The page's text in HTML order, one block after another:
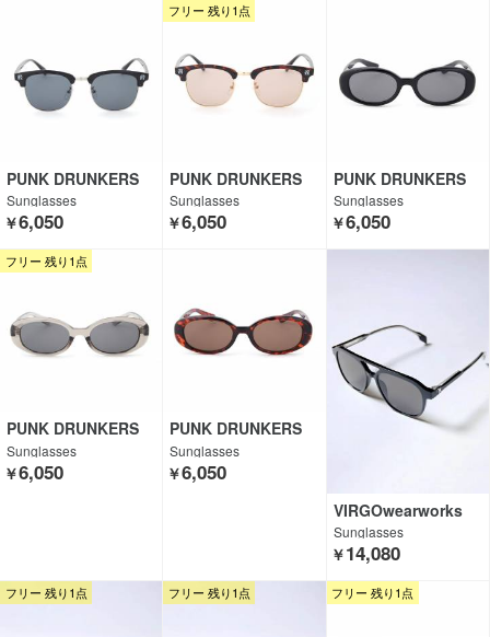
PUNK DRUNKERS
Sunglasses
￥6,050
フリー 残り1点
PUNK DRUNKERS
Sunglasses
￥6,050
PUNK DRUNKERS
Sunglasses
￥6,050
フリー 残り1点
PUNK DRUNKERS
Sunglasses
￥6,050
PUNK DRUNKERS
Sunglasses
￥6,050
VIRGOwearworks
Sunglasses
￥14,080
フリー 残り1点 フリー 残り1点 フリー 残り1点